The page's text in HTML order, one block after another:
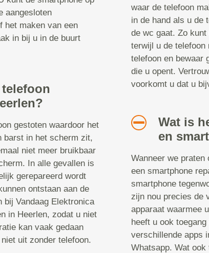
aangesloten
het maken van een
in bij u in de buurt
gestoten waardoor het
barst in het scherm zit,
niet meer bruikbaar
In alle gevallen is
gerepareerd wordt
ontstaan aan de
bij Vandaag Elektronica
in Heerlen, zodat u niet
kan vaak gedaan
uit zonder telefoon.
waar de telefoon
in de hand als u de
de wc gaat. Zo
terwijl u de telefoon
telefoon en bewaar
die u opent.
voorkomt u dat u
Wat is
en
Wanneer we
een smartphone
smartphone
zijn nou precies de
apparaat waarmee
heeft u ook
verschillende apps
Whatsapp. Wat